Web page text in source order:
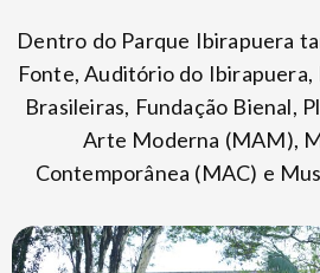
Dentro do Parque Ibirapuera
Fonte, Auditório do Ibirapuera,
Brasileiras, Fundação Bienal,
Arte Moderna (MAM),
Contemporânea (MAC) e